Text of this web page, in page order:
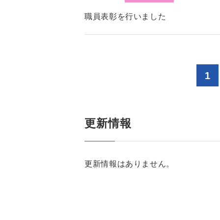
職員表彰を行いました
1
更新情報
更新情報はありません。